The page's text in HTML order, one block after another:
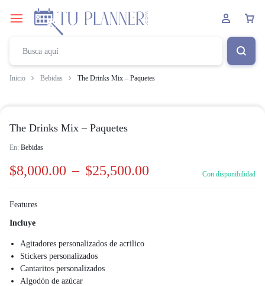
Inicio Bebidas The Drinks Mix – Paquetes
The Drinks Mix – Paquetes
En: Bebidas
$8,000.00 – $25,500.00 Con disponibilidad
Features
Incluye
Agitadores personalizados de acrilico
Stickers personalizados
Cantaritos personalizados
Algodón de azúcar